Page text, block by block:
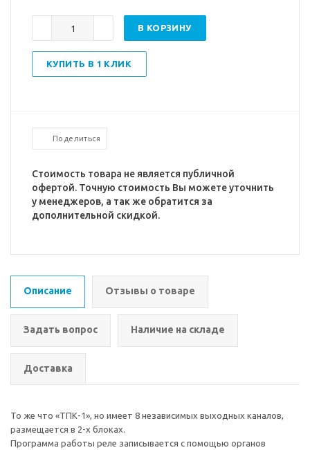
В КОРЗИНУ
КУПИТЬ В 1 КЛИК
Поделиться
Стоимость товара не является публичной
офертой. Точную стоимость Вы можете уточнить
у менеджеров, а так же обратится за
дополнительной скидкой.
Описание Отзывы о товаре
Задать вопрос Наличие на складе
Доставка
То же что «ТПК-1», но имеет 8 независимых выходных каналов,
размещается в 2-х блоках.
Программа работы реле записывается с помощью органов